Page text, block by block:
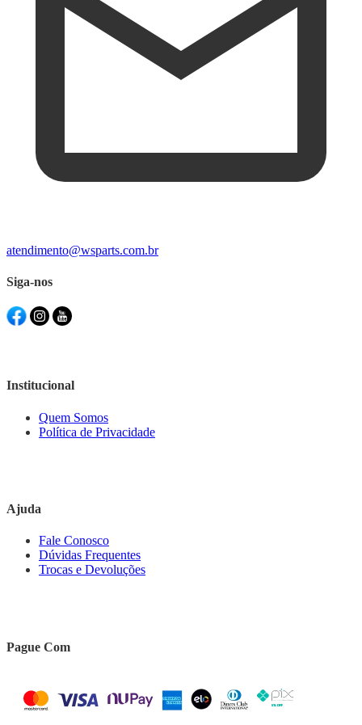
atendimento@wsparts.com.br
Siga-nos
Institucional
Quem Somos
Política de Privacidade
Ajuda
Fale Conosco
Dúvidas Frequentes
Trocas e Devoluções
Pague Com